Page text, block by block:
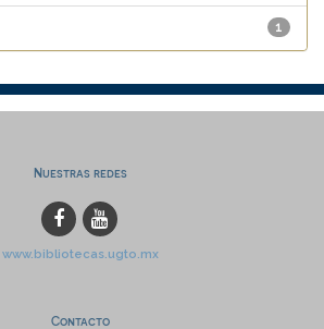
1
Nuestras redes
www.bibliotecas.ugto.mx
Contacto